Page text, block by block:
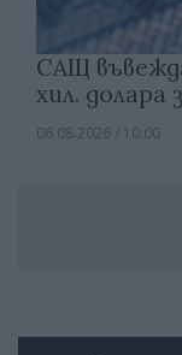
САЩ
хил. долара
06.08.2026 / 10:00